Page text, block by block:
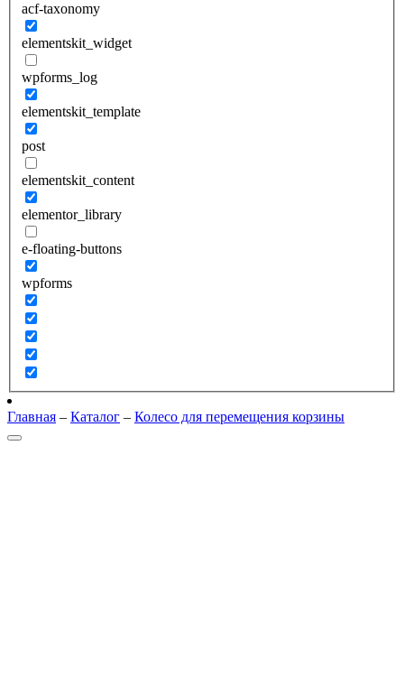
acf-taxonomy
elementskit_widget
wpforms_log
elementskit_template
post
elementskit_content
elementor_library
e-floating-buttons
wpforms
Главная – Каталог – Колесо для перемещения корзины